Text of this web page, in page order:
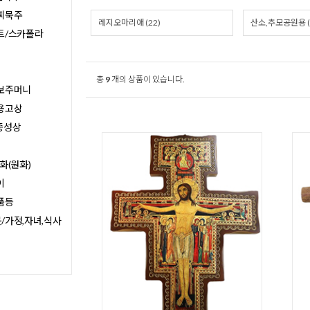
묵주
/스카폴라
주머니
고상
성상
(원화)
등
가정,자녀,식사
레지오마리애 (22) 산소,추모공원용
총 9 개의 상품이 있습니다.